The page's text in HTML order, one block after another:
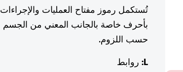
تُستكمل رموز مفتاح العمليات والإجراءات
بأحرف خاصة بالجانب المعني من الجسم
حسب اللزوم.
L: روابط